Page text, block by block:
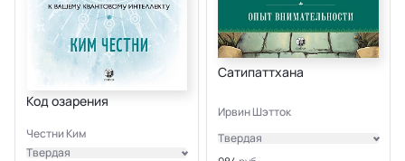
Код озарения
Честни Ким
Твердая
Сатипаттхана
Ирвин Шэтток
Твердая